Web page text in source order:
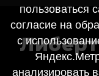
пользоваться
согласие на
с
анализировать